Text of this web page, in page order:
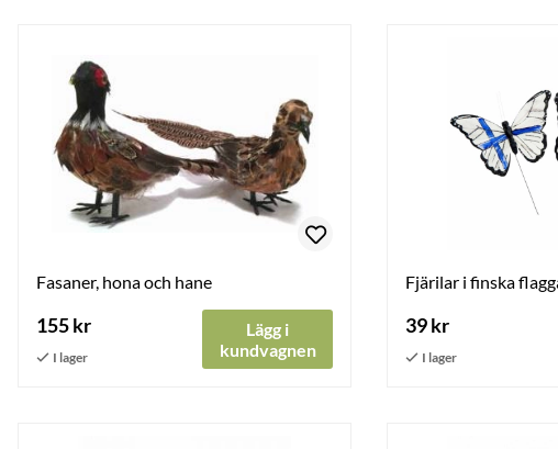
Fasaner, hona och hane
155 kr
Lägg i
kundvagnen
Fjärilar i finska
39 kr